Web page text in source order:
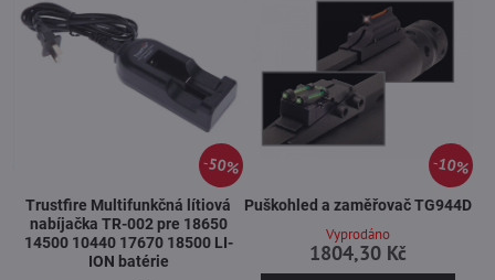
50%
Trustfire Multifunkčná lítiová
nabíjačka TR-002 pre 18650
14500 10440 17670 18500 LI-
ION batérie
10%
Puškohled a zaměřovač TG944D
Vyprodáno
1804,30 Kč